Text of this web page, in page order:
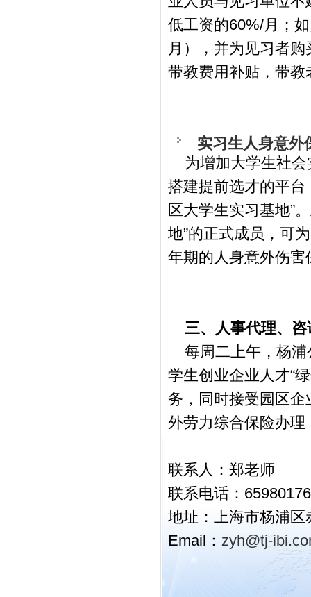
低工资的60%/月；
月），并为见习者
带教费用补贴，带
实习生人身意外
为增加大学生社会
搭建提前选才的平台
区大学生实习基地”
地”的正式成员，可
年期的人身意外伤
三、人事代理、咨
每周二上午，杨浦
学生创业企业人才“
务，同时接受园区
外劳力综合保险办
联系人：郑老师
联系电话：
地址：上海市杨浦区
Email： zyh@tj-